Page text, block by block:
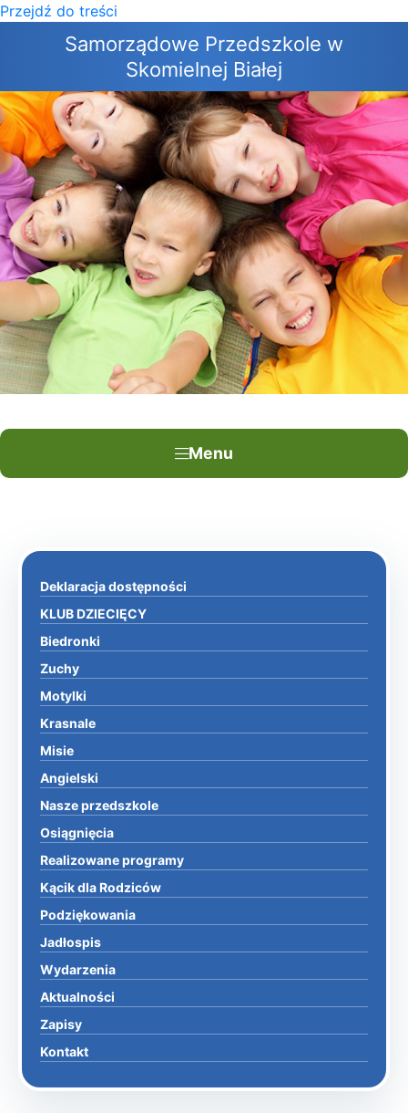
Przejdź do treści
Samorządowe Przedszkole w
Skomielnej Białej
Menu
×
Deklaracja dostępności
KLUB DZIECIĘCY
Biedronki
Zuchy
Motylki
Krasnale
Misie
Angielski
Nasze przedszkole
Osiągnięcia
Realizowane programy
Kącik dla Rodziców
Podziękowania
Jadłospis
Wydarzenia
Aktualności
Zapisy
Kontakt